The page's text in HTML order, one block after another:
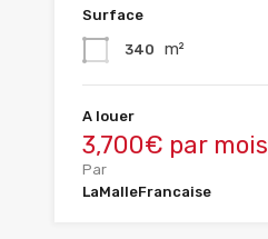
Surface
340 m²
A louer
3,700€ par mois
Par
LaMalleFrancaise